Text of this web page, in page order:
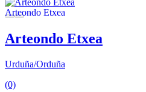
Arteondo Etxea
Urduña/Orduña
(0)